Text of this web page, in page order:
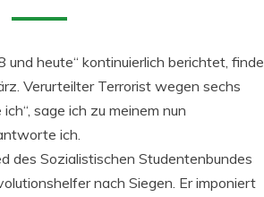
und heute“ kontinuierlich berichtet, finde
Verurteilter Terrorist wegen sechs
sage ich zu meinem nun
ich.
des Sozialistischen Studentenbundes
nach Siegen. Er imponiert